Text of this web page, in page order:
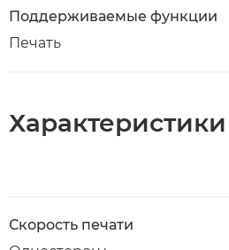
Поддерживаемые функции
Печать
Скорость печати